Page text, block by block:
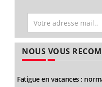
NOUS VOUS
Fatigue en vacances :